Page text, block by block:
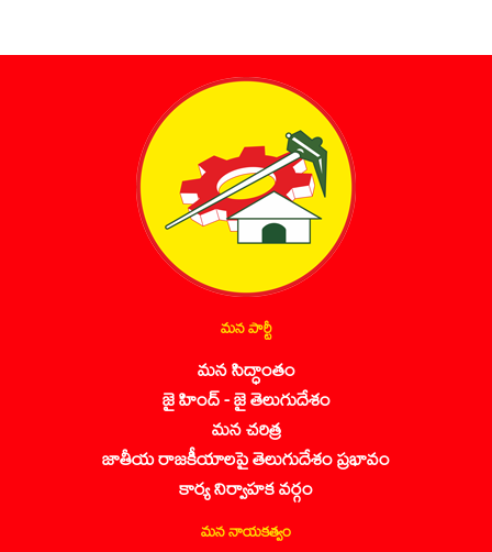
మన పార్టీ
మన సిద్ధాంతం
జై హింద్ - జై తెలుగుదేశం
మన చరిత్ర
జాతీయ రాజకీయాలపై తెలుగుదేశం ప్రభావం
కార్య నిర్వాహక వర్గం
మన నాయకత్వం